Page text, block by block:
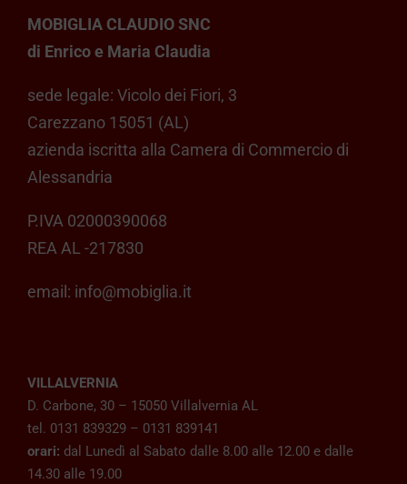
MOBIGLIA CLAUDIO SNC
di Enrico e Maria Claudia
sede legale: Vicolo dei Fiori, 3
Carezzano 15051 (AL)
azienda iscritta alla Camera di Commercio di
Alessandria
P.IVA 02000390068
REA AL -217830
email: info@mobiglia.it
VILLALVERNIA
D. Carbone, 30 – 15050 Villalvernia AL
tel. 0131 839329 – 0131 839141
orari: dal Lunedì al Sabato dalle 8.00 alle 12.00 e dalle
14.30 alle 19.00